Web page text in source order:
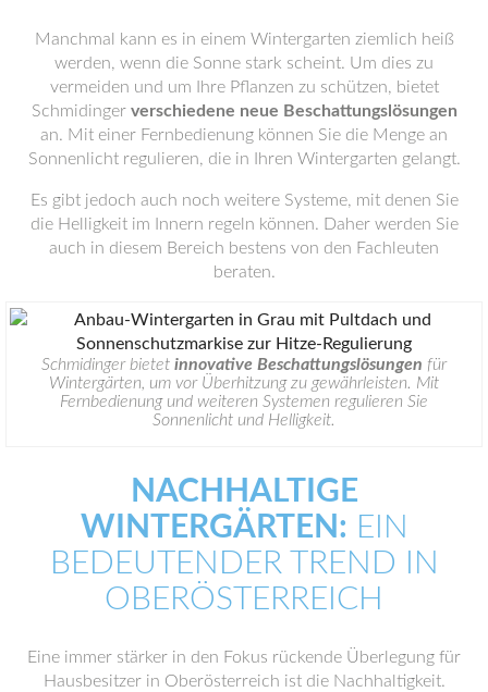
Manchmal kann es in einem Wintergarten ziemlich heiß
werden, wenn die Sonne stark scheint. Um dies zu
vermeiden und um Ihre Pflanzen zu schützen, bietet
Schmidinger verschiedene neue Beschattungslösungen
an. Mit einer Fernbedienung können Sie die Menge an
Sonnenlicht regulieren, die in Ihren Wintergarten gelangt.
Es gibt jedoch auch noch weitere Systeme, mit denen Sie
die Helligkeit im Innern regeln können. Daher werden Sie
auch in diesem Bereich bestens von den Fachleuten
beraten.
Schmidinger bietet innovative Beschattungslösungen für
Wintergärten, um vor Überhitzung zu gewährleisten. Mit
Fernbedienung und weiteren Systemen regulieren Sie
Sonnenlicht und Helligkeit.
NACHHALTIGE
WINTERGÄRTEN: EIN
BEDEUTENDER TREND IN
OBERÖSTERREICH
Eine immer stärker in den Fokus rückende Überlegung für
Hausbesitzer in Oberösterreich ist die Nachhaltigkeit.